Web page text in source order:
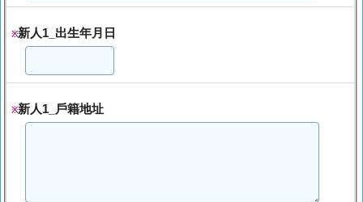
※新人1_出生年月日
※新人1_戶籍地址